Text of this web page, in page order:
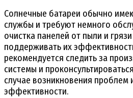
Солнечные батареи обычно
службы и требуют немного
очистка панелей от пыли и
поддерживать их
рекомендуется следить за
системы и
случае возникновения проблем
эффективности.